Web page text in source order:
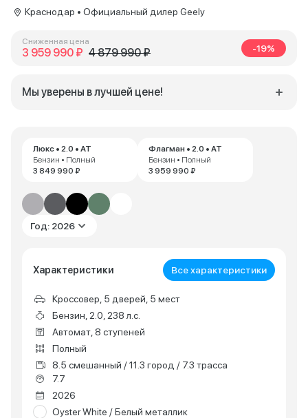
Люкс • 2.0 • AT
Бензин • Полный
3 849 990 ₽
Флагман • 2.0 • AT
Бензин • Полный
3 959 990 ₽
Год: 2026
Характеристики Все характеристики
Кроссовер, 5 дверей, 5 мест
Бензин, 2.0, 238 л.с.
Автомат, 8 ступеней
Полный
8.5 смешанный / 11.3 город / 7.3 трасса
7.7
2026
Oyster White / Белый металлик
Краснодар • Официальный дилер Geely
Сниженная цена
3 959 990 ₽ 4 879 990 ₽ -19%
Мы уверены в лучшей цене!